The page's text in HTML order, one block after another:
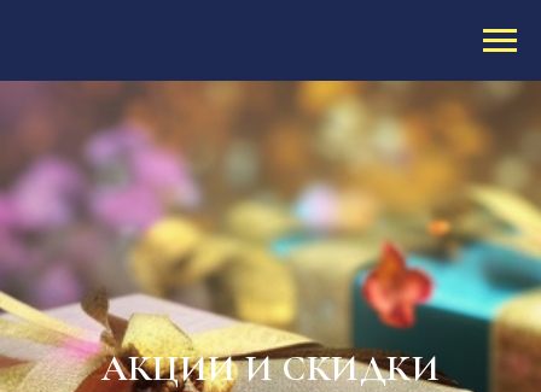
АКЦИИ И СКИДКИ